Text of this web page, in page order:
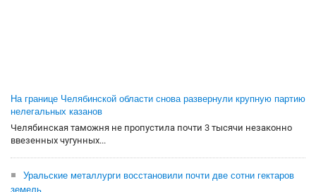
На границе Челябинской области снова развернули крупную партию
нелегальных казанов
Челябинская таможня не пропустила почти 3 тысячи незаконно
ввезенных чугунных...
Уральские металлурги восстановили почти две сотни гектаров
земель